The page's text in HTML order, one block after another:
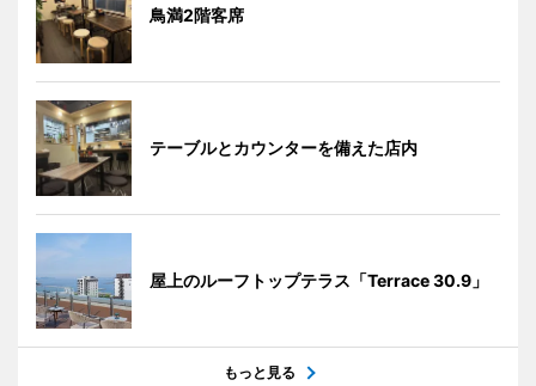
鳥満2階客席
テーブルとカウンターを備えた店内
屋上のルーフトップテラス「Terrace 30.9」
もっと見る